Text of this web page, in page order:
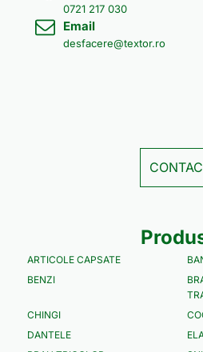
0721 217 030
Email
desfacere@textor.ro
ARTICOLE CAPSATE
BENZI
CHINGI
DANTELE